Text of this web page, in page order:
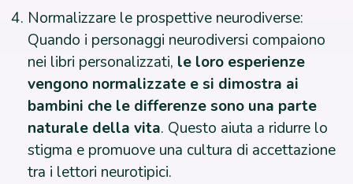
Normalizzare le prospettive neurodiverse:
Quando i personaggi neurodiversi compaiono
nei libri personalizzati, le loro esperienze
vengono normalizzate e si dimostra ai
bambini che le differenze sono una parte
naturale della vita. Questo aiuta a ridurre lo
stigma e promuove una cultura di accettazione
tra i lettori neurotipici.